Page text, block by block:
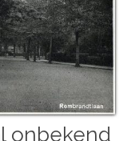
onbekend